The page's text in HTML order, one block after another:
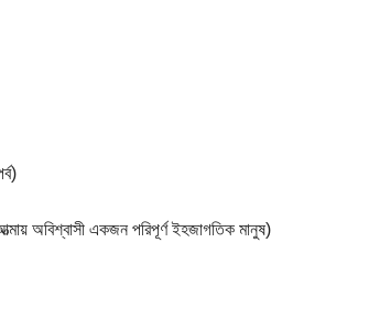
অবিশ্বাসী একজন পরিপূর্ণ ইহজাগতিক মানুষ)